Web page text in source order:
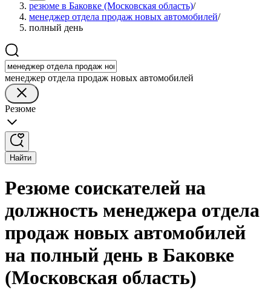
резюме в Баковке (Московская область)/
менеджер отдела продаж новых автомобилей/
полный день
менеджер отдела продаж новых автомобилей
Резюме
Найти
Резюме соискателей на
должность менеджера отдела
продаж новых автомобилей
на полный день в Баковке
(Московская область)